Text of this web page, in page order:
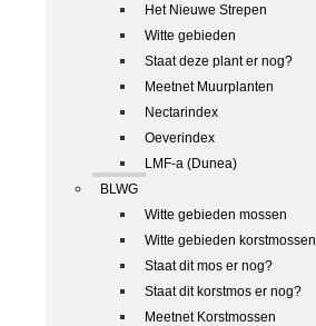
Het Nieuwe Strepen
Witte gebieden
Staat deze plant er nog?
Meetnet Muurplanten
Nectarindex
Oeverindex
LMF-a (Dunea)
BLWG
Witte gebieden mossen
Witte gebieden korstmossen
Staat dit mos er nog?
Staat dit korstmos er nog?
Meetnet Korstmossen